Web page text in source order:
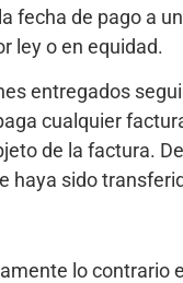
de pago a
ley o en equidad.
entregados
cualquier
de la factura.
haya sido
lo